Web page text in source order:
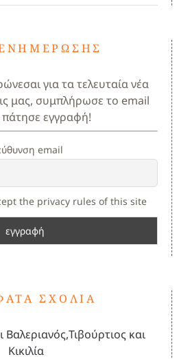
για τα τελευταία νέα
μας, συμπλήρωσε το email
πάτησε εγγραφή!
email
the privacy rules of this site
ΣΧΌΛΙΑ
Βαλεριανός,Τιβούρτιος και
Κικιλία